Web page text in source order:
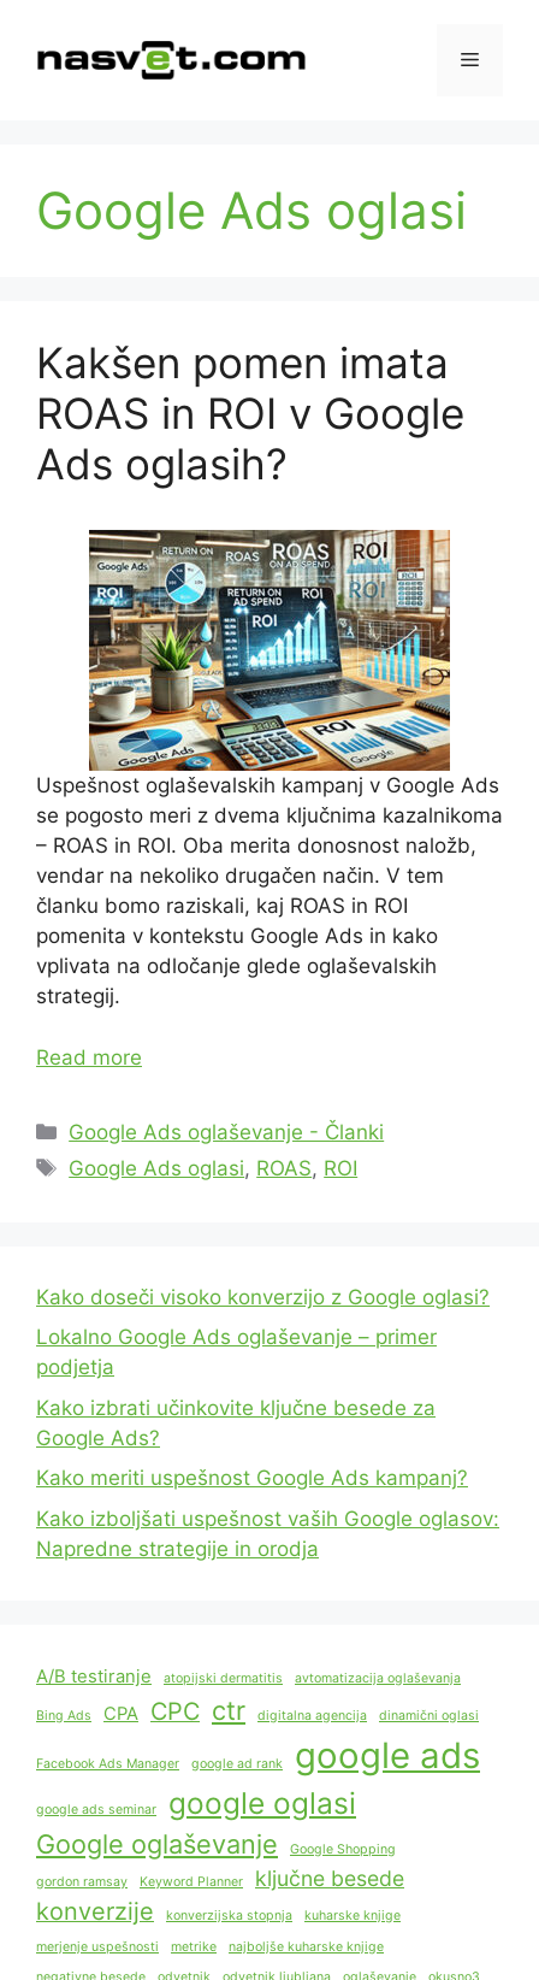
content
Menu
Google Ads oglasi
Kakšen pomen imata
ROAS in ROI v Google
Ads oglasih?
Uspešnost oglaševalskih kampanj v Google Ads
se pogosto meri z dvema ključnima kazalnikoma
– ROAS in ROI. Oba merita donosnost naložb,
vendar na nekoliko drugačen način. V tem
članku bomo raziskali, kaj ROAS in ROI
pomenita v kontekstu Google Ads in kako
vplivata na odločanje glede oglaševalskih
strategij.
Read more
Categories
Google Ads oglaševanje - Članki
Tags
Google Ads oglasi, ROAS, ROI
Kako doseči visoko konverzijo z Google oglasi?
Lokalno Google Ads oglaševanje – primer
podjetja
Kako izbrati učinkovite ključne besede za
Google Ads?
Kako meriti uspešnost Google Ads kampanj?
Kako izboljšati uspešnost vaših Google oglasov:
Napredne strategije in orodja
A/B testiranje atopijski dermatitis avtomatizacija oglaševanja
Bing Ads CPA CPC ctr digitalna agencija dinamični oglasi
Facebook Ads Manager google ad rank google ads
google ads seminar google oglasi
Google oglaševanje Google Shopping
gordon ramsay Keyword Planner ključne besede
konverzije konverzijska stopnja
kuharske knjige
merjenje uspešnosti
metrike
najboljše kuharske knjige
negativne besede
odvetnik odvetnik ljubljana oglaševanje
okusno3